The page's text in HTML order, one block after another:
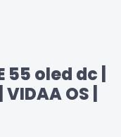
55 oled dc |
OS |